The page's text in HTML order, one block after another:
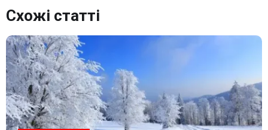
Схожі статті